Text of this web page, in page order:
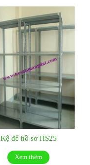
Kệ để hồ sơ HS25
Xem thêm